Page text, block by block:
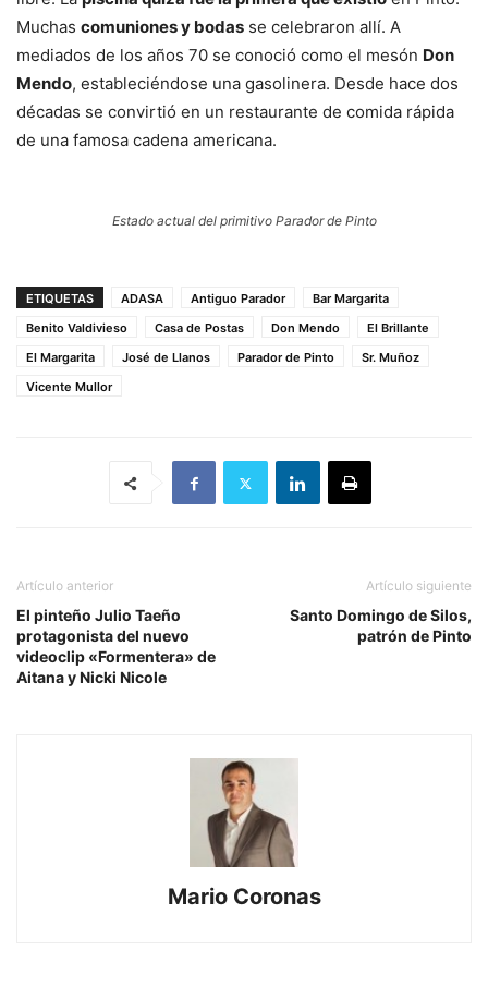
Muchas comuniones y bodas se celebraron allí. A
mediados de los años 70 se conoció como el mesón Don
Mendo, estableciéndose una gasolinera. Desde hace dos
décadas se convirtió en un restaurante de comida rápida
de una famosa cadena americana.
Estado actual del primitivo Parador de Pinto
ETIQUETAS ADASA Antiguo Parador
Bar Margarita
Benito Valdivieso
Casa de Postas Don Mendo
El Brillante
El Margarita
José de Llanos Parador de Pinto
Sr. Muñoz
Vicente Mullor
Artículo anterior
El pinteño Julio Taeño
protagonista del nuevo
videoclip «Formentera» de
Aitana y Nicki Nicole
Artículo siguiente
Santo Domingo de Silos,
patrón de Pinto
Mario Coronas